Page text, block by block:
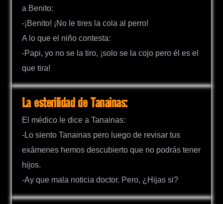
a Benito:
-¡Benito! ¡No le tires la cola al perro!
A lo que el niño contesta:
-Papi, yo no se la tiro, ¡solo se la cojo pero él es el
que tira!
La esterilidad de Tanainas:
El médico le dice a Tanainas:
-Lo siento Tanainas pero luego de revisar tus
exámenes hemos descubierto que no podrás tener
hijos.
-Ay que mala noticia doctor. Pero, ¿Hijas si?